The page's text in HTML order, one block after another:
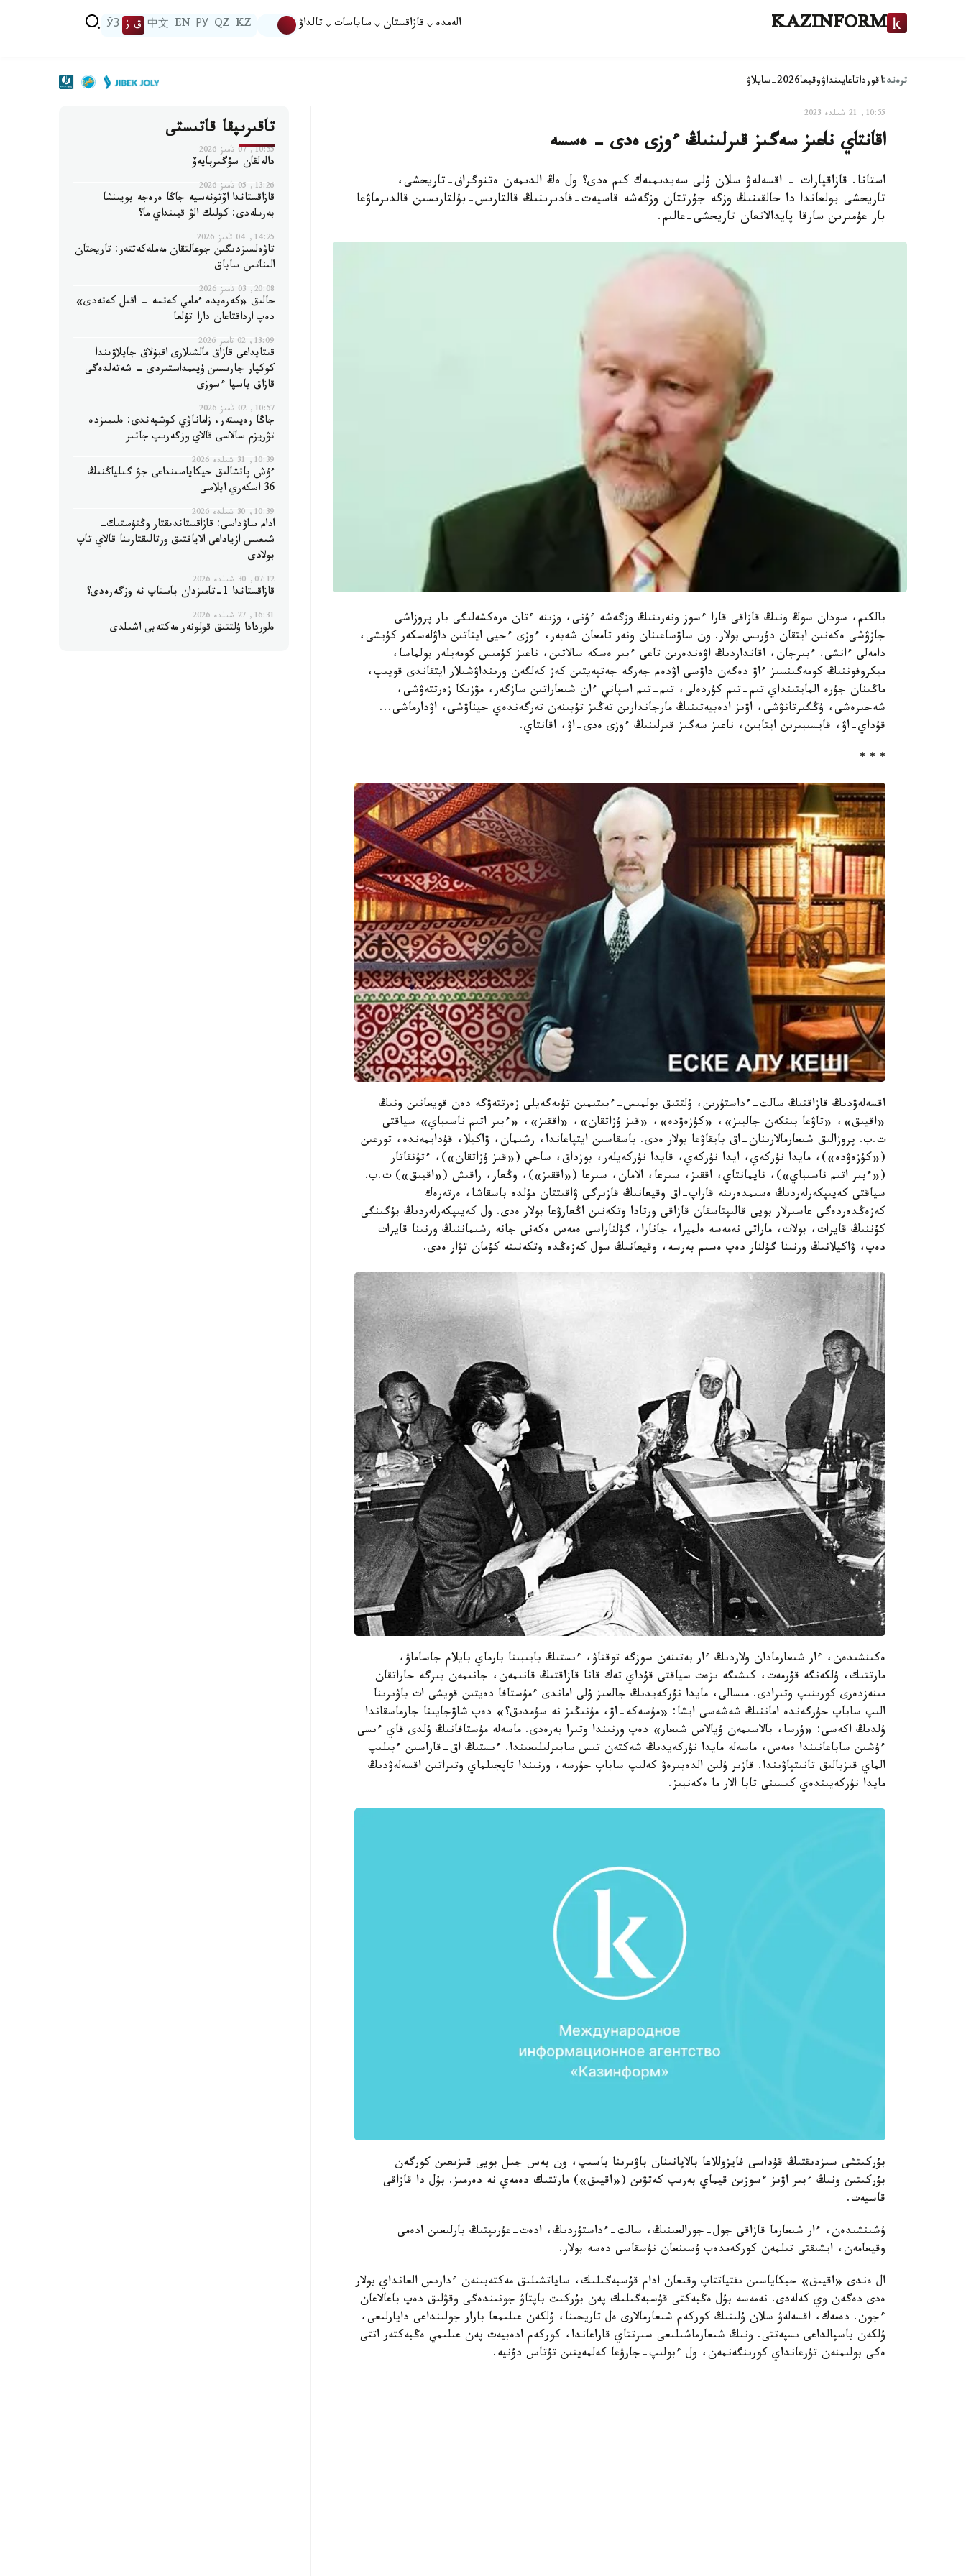
KAZINFORM الەمدە قازاقستان ساياسات تالداۋ KZ
QZ
РУ
EN
中文 ق ز ЎЗ
ترەند:اقورداتاعايىنداۋوقيعا2026-سايلاۋ
10:55, 21 شىلدە 2023
اقانتاي ناعىز سەگىز قىرلىنىڭ ءوزى ەدى - ەسسە
استانا. قازاقپارات - اقسەلەۋ سلان ۇلى سەيدىمبەك كىم ەدى؟ ول ەڭ الدىمەن ەتنوگراف-تاريحشى،
تاريحشى بولعاندا دا حالقىنىڭ وزگە جۇرتتان وزگەشە قاسيەت-قادىرىنىڭ قالتارىس-بۇلتارىسىن قالدىرماۋعا
بار عۇمىرىن سارقا پايدالانعان تاريحشى-عالىم.
بالكىم، سودان سوڭ ونىڭ قازاقى قارا ءسوز ونەرىنىڭ وزگەشە ءۇنى، وزىنە ءتان ەرەكشەلىگى بار پروزاشى
جازۋشى ەكەنىن ايتقان دۇرىس بولار. ون ساۋساعىنان ونەر تامعان شەبەر، ءوزى ءجيى ايتاتىن داۋلەسكەر كۇيشى،
دامەلى ءانشى. ءبىرجان، اقانداردىڭ اۋەندەرىن تاعى ءبىر ەسكە سالاتىن، ناعىز كۇمىس كومەيلەر بولماسا،
ميكروفوننىڭ كومەگىنسىز ءاۋ دەگەن داۋسى اۋدەم جەرگە جەتپەيتىن كەز كەلگەن ورىنداۋشىلار ايتقاندى قويىپ،
ماڭىنان جۇرە المايتىنداي تىم-تىم كۇردەلى، تىم-تىم اسپاني ءان شىعاراتىن سازگەر، مۋزىكا زەرتتەۋشى،
شەجىرەشى، ۇڭگىرتانۋشى، اۋىز ادەبيەتىنىڭ مارجاندارىن تەڭىز تۇبىنەن تەرگەندەي جيناۋشى، اۋدارماشى...
قۇداي-اۋ، قايسىبىرىن ايتايىن، ناعىز سەگىز قىرلىنىڭ ءوزى ەدى-اۋ، اقانتاي.
* * *
اقسەلەۋدىڭ قازاقتىڭ سالت-ءداستۇرىن، ۇلتتىق بولمىس-ءبىتىمىن تۇبەگەيلى زەرتتەۋگە دەن قويعانىن ونىڭ
«اقيىق»، «تاۋعا بىتكەن جالبىز»، «كۇزەۋدە»، «قىز ۇزاتقان»، «اققىز»، «ءبىر اتىم ناسىباي» سياقتى
ت.ب. پروزالىق شىعارمالارىنان-اق بايقاۋعا بولار ەدى. باسقاسىن ايتپاعاندا، رشىمان، ۋاكيلا، قۇدايمەندە، تورعىن
(«كۇزەۋدە»)، مايدا نۇركەي، ايدا نۇركەي، قايدا نۇركەيلەر، بوزداق، ساحي («قىز ۇزاتقان»)، ءتۇنقاتار
(«ءبىر اتىم ناسىباي»)، نايمانتاي، اققىز، سىرعا، الامان، سىرعا («اققىز»)، وڭعار، راقىش («اقيىق») ت.ب.
سياقتى كەيىپكەرلەردىڭ ەسىمدەرىنە قاراپ-اق وقيعانىڭ قازىرگى ۋاقىتتان مۇلدە باسقاشا، ەرتەرەك
كەزەڭدەردەگى عاسىرلار بويى قالىپتاسقان قازاقى ورتادا وتكەنىن اڭعارۋعا بولار ەدى. ول كەيىپكەرلەردىڭ بۇگىنگى
كۇننىڭ قايرات، بولات، ماراتى نەمەسە ەلميرا، جانارا، گۇلناراسى ەمەس ەكەنى جانە رشىماننىڭ ورنىنا قايرات
دەپ، ۋاكيلانىڭ ورنىنا گۇلنار دەپ ەسىم بەرسە، وقيعانىڭ سول كەزەڭدە وتكەنىنە كۇمان تۋار ەدى.
ەكىنشىدەن، ءار شىعارمادان ولاردىڭ ءار بەتىنەن سوزگە توقتاۋ، ءىستىڭ بايىبىنا بارماي بايلام جاساماۋ،
مارتتىك، ۇلكەنگە قۇرمەت، كىشىگە ىزەت سياقتى قۇداي تەك قانا قازاقتىڭ قانىمەن، جانىمەن بىرگە جاراتقان
مىنەزدەرى كورىنىپ وتىرادى. مىسالى، مايدا نۇركەيدىڭ جالعىز ۇلى اماندى ءمۇستافا دەيتىن قويشى ات باۋىرىنا
الىپ ساباپ جۇرگەندە اماننىڭ شەشەسى ايشا: «مۇسەكە-اۋ، مۇنىڭىز نە سۇمدىق؟» دەپ شاۋجايىنا جارماسقاندا
ۇلدىڭ اكەسى: «ۇرسا، بالاسىمەن ۇيالاس شىعار» دەپ ورنىندا وتىرا بەرەدى. ماسەلە مۇستافانىڭ ۇلدى قاي ءىسى
ءۇشىن ساباعانىندا ەمەس، ماسەلە مايدا نۇركەيدىڭ شەكتەن تىس سابىرلىلىعىندا. ءىستىڭ اق-قاراسىن ءبىلىپ
الماي قىزبالىق تانىتپاۋىندا. قازىر ۇلىن الدەبىرەۋ كەلىپ ساباپ جۇرسە، ورنىندا تاپجىلماي وتىراتىن اقسەلەۋدىڭ
مايدا نۇركەيىندەي كىسىنى تابا الار ما ەكەنبىز.
بۇركىتشى سىزدىقتىڭ قۇداسى فايزوللاعا بالاپانىنان باۋىرىنا باسىپ، ون بەس جىل بويى قىزىعىن كورگەن
بۇركىتىن ونىڭ ءبىر اۋىز ءسوزىن قيماي بەرىپ كەتۋىن («اقيىق») مارتتىك دەمەي نە دەرمىز. بۇل دا قازاقى
قاسيەت.
ۇشىنشىدەن، ءار شىعارما قازاقى جول-جورالعىنىڭ، سالت-ءداستۇردىڭ، ادەت-عۇرىپتىڭ بارلىعىن ادەمى
وقيعامەن، ايشىقتى تىلمەن كوركەمدەپ ۇسىنعان نۇسقاسى دەسە بولار.
ال ەندى «اقيىق» حيكاياسىن ىقتياتتاپ وقىعان ادام قۇسبەگىلىك، ساياتشىلىق مەكتەبىنەن ءدارىس العانداي بولار
ەدى دەگەن وي كەلەدى. نەمەسە بۇل ەڭبەكتى قۇسبەگىلىك پەن بۇركىت باپتاۋ جونىندەگى وقۋلىق دەپ باعالاعان
ءجون. دەمەك، اقسەلەۋ سلان ۇلىنىڭ كوركەم شىعارمالارى ەل تاريحىنا، ۇلكەن عىلىمعا بارار جولىنداعى دايارلىعى،
ۇلكەن باسپالداعى ىسپەتتى. ونىڭ شىعارماشىلىعى سىرتتاي قاراعاندا، كوركەم ادەبيەت پەن عىلىمي ەڭبەكتەر اتتى
ەكى بولىمنەن تۇرعانداي كورىنگەنمەن، ول ءبولىپ-جارۋعا كەلمەيتىن تۇتاس دۇنيە.
تاقىرىپقا قاتىستى
10:55, 07 تامىز 2026
دالەلقان سۇگىربايەۆ
13:26, 05 تامىز 2026
قازاقستاندا اۆتونەسيە جاڭا ەرەجە بويىنشا
بەرىلەدى: كولىك الۋ قيىنداي ما؟
14:25, 04 تامىز 2026
تاۋەلسىزدىگىن جوعالتقان مەملەكەتتەر: تاريحتان
الىناتىن ساباق
20:08, 03 تامىز 2026
حالىق «كەرەيدە ءمامي كەتسە - اقىل كەتەدى»
دەپ ارداقتاعان دارا تۇلعا
13:09, 02 تامىز 2026
قىتايداعى قازاق مالشىلارى اقبۇلاق جايلاۋىندا
كوكپار جارىسىن ۇيىمداستىردى - شەتەلدەگى
قازاق باسپا ءسوزى
10:57, 02 تامىز 2026
جاڭا رەيستەر، زاماناۋي كوشپەندى: ەلىمىزدە
تۋريزم سالاسى قالاي وزگەرىپ جاتىر
10:39, 31 شىلدە 2026
ءۇش پاتشالىق حيكاياسىنداعى جۋ گىلياڭنىڭ
36 اسكەري ايلاسى
10:39, 30 شىلدە 2026
ادام ساۋداسى: قازاقستاندىقتار وڭتۇستىك-
شىعىس ازياداعى الاياقتىق ورتالىقتارىنا قالاي تاپ
بولادى
07:12, 30 شىلدە 2026
قازاقستاندا 1-تامىزدان باستاپ نە وزگەرەدى؟
16:31, 27 شىلدە 2026
ەلوردادا ۇلتتىق قولونەر مەكتەبى اشىلدى